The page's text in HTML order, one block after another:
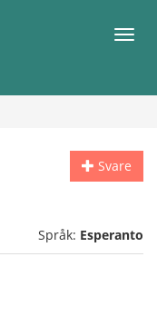
Meny
Svare
Språk: Esperanto